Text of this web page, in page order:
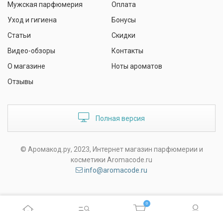
Мужская парфюмерия
Уход и гигиена
Статьи
Видео-обзоры
О магазине
Отзывы
Оплата
Бонусы
Скидки
Контакты
Ноты ароматов
Полная версия
© Аромакод.ру, 2023, Интернет магазин парфюмерии и
косметики Aromacode.ru
info@aromacode.ru
0